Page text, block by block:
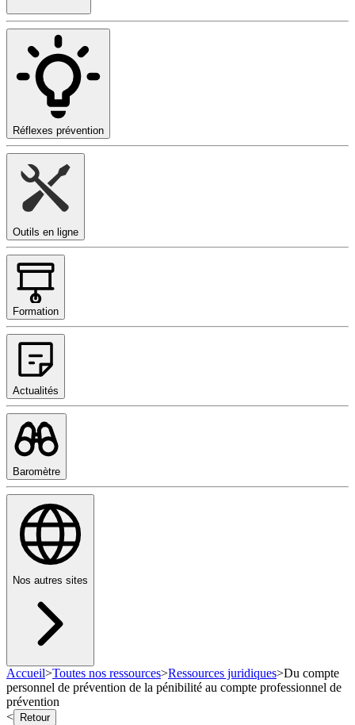
Réflexes prévention
Outils en ligne
Formation
Actualités
Baromètre
Nos autres sites
Accueil>Toutes nos ressources>Ressources juridiques>Du compte
personnel de prévention de la pénibilité au compte professionnel de
prévention
<
Retour